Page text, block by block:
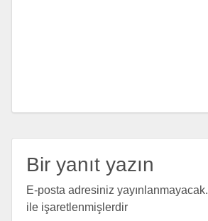
Bir yanıt yazın
E-posta adresiniz yayınlanmayacak.
ile işaretlenmişlerdir